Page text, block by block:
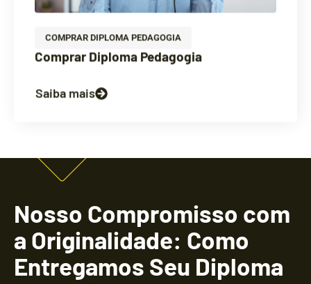
COMPRAR DIPLOMA PEDAGOGIA
Comprar Diploma Pedagogia
Saiba mais
Nosso Compromisso com
a Originalidade: Como
Entregamos Seu Diploma